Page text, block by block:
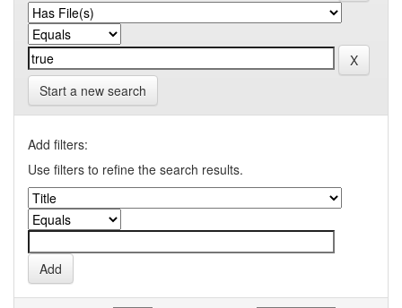
Start a new search
Add filters:
Use filters to refine the search results.